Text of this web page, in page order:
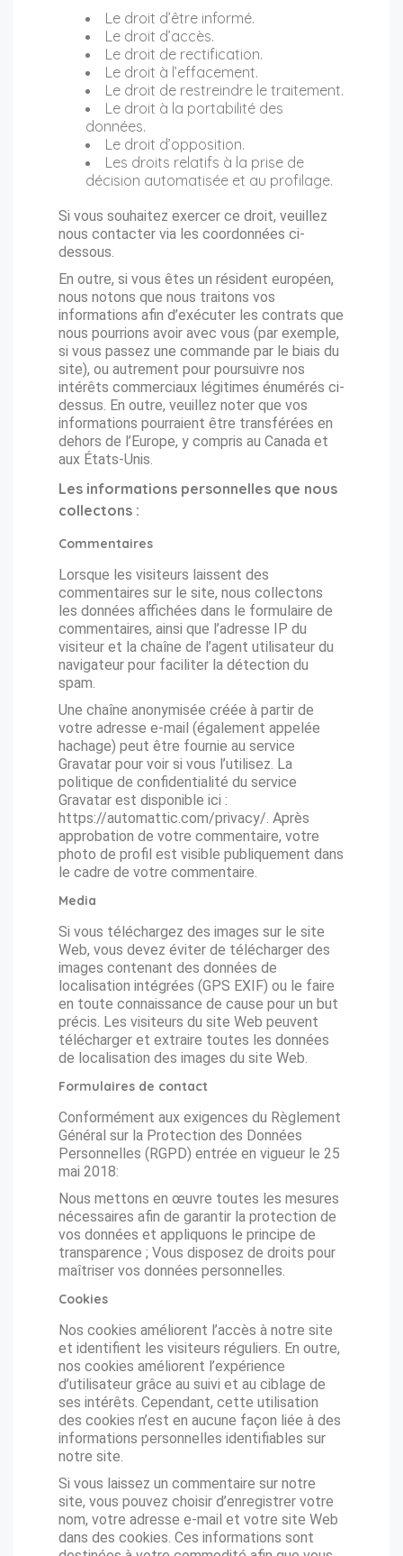
Le droit d’être informé.
Le droit d’accès.
Le droit de rectification.
Le droit à l’effacement.
Le droit de restreindre le traitement.
Le droit à la portabilité des
données.
Le droit d’opposition.
Les droits relatifs à la prise de
décision automatisée et au profilage.
Si vous souhaitez exercer ce droit, veuillez
nous contacter via les coordonnées ci-
dessous.
En outre, si vous êtes un résident européen,
nous notons que nous traitons vos
informations afin d’exécuter les contrats que
nous pourrions avoir avec vous (par exemple,
si vous passez une commande par le biais du
site), ou autrement pour poursuivre nos
intérêts commerciaux légitimes énumérés ci-
dessus. En outre, veuillez noter que vos
informations pourraient être transférées en
dehors de l’Europe, y compris au Canada et
aux États-Unis.
Les informations personnelles que nous
collectons :
Commentaires
Lorsque les visiteurs laissent des
commentaires sur le site, nous collectons
les données affichées dans le formulaire de
commentaires, ainsi que l’adresse IP du
visiteur et la chaîne de l’agent utilisateur du
navigateur pour faciliter la détection du
spam.
Une chaîne anonymisée créée à partir de
votre adresse e-mail (également appelée
hachage) peut être fournie au service
Gravatar pour voir si vous l’utilisez. La
politique de confidentialité du service
Gravatar est disponible ici :
https://automattic.com/privacy/. Après
approbation de votre commentaire, votre
photo de profil est visible publiquement dans
le cadre de votre commentaire.
Media
Si vous téléchargez des images sur le site
Web, vous devez éviter de télécharger des
images contenant des données de
localisation intégrées (GPS EXIF) ou le faire
en toute connaissance de cause pour un but
précis. Les visiteurs du site Web peuvent
télécharger et extraire toutes les données
de localisation des images du site Web.
Formulaires de contact
Conformément aux exigences du Règlement
Général sur la Protection des Données
Personnelles (RGPD) entrée en vigueur le 25
mai 2018:
Nous mettons en œuvre toutes les mesures
nécessaires afin de garantir la protection de
vos données et appliquons le principe de
transparence ; Vous disposez de droits pour
maîtriser vos données personnelles.
Cookies
Nos cookies améliorent l’accès à notre site
et identifient les visiteurs réguliers. En outre,
nos cookies améliorent l’expérience
d’utilisateur grâce au suivi et au ciblage de
ses intérêts. Cependant, cette utilisation
des cookies n’est en aucune façon liée à des
informations personnelles identifiables sur
notre site.
Si vous laissez un commentaire sur notre
site, vous pouvez choisir d’enregistrer votre
nom, votre adresse e-mail et votre site Web
dans des cookies. Ces informations sont